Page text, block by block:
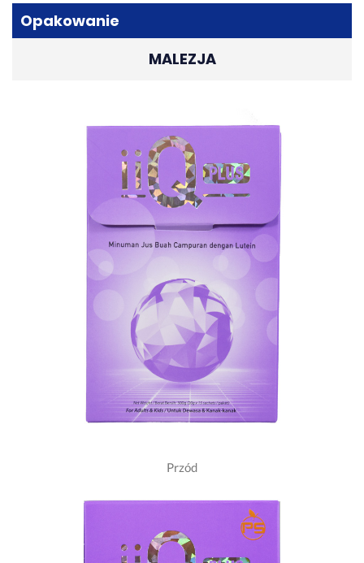
Opakowanie
MALEZJA
Przód